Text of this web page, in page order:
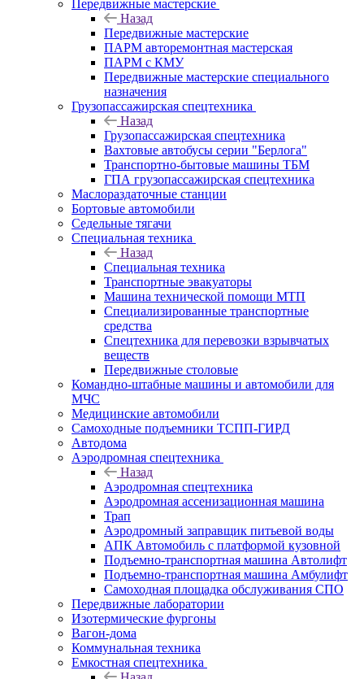
Передвижные мастерские
Назад
Передвижные мастерские
ПАРМ авторемонтная мастерская
ПАРМ с КМУ
Передвижные мастерские специального
назначения
Грузопассажирская спецтехника
Назад
Грузопассажирская спецтехника
Вахтовые автобусы серии "Берлога"
Транспортно-бытовые машины ТБМ
ГПА грузопассажирская спецтехника
Маслораздаточные станции
Бортовые автомобили
Седельные тягачи
Специальная техника
Назад
Специальная техника
Транспортные эвакуаторы
Машина технической помощи МТП
Специализированные транспортные
средства
Спецтехника для перевозки взрывчатых
веществ
Передвижные столовые
Командно-штабные машины и автомобили для
МЧС
Медицинские автомобили
Самоходные подъемники ТСПП-ГИРД
Автодома
Аэродромная спецтехника
Назад
Аэродромная спецтехника
Аэродромная ассенизационная машина
Трап
Аэродромный заправщик питьевой воды
АПК Автомобиль с платформой кузовной
Подъемно-транспортная машина Автолифт
Подъемно-транспортная машина Амбулифт
Самоходная площадка обслуживания СПО
Передвижные лаборатории
Изотермические фургоны
Вагон-дома
Коммунальная техника
Емкостная спецтехника